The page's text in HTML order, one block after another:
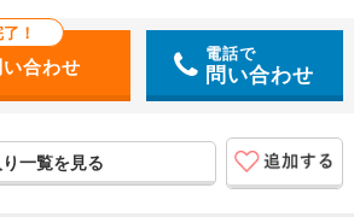
！
電話で
問い合わせ
一覧を見る